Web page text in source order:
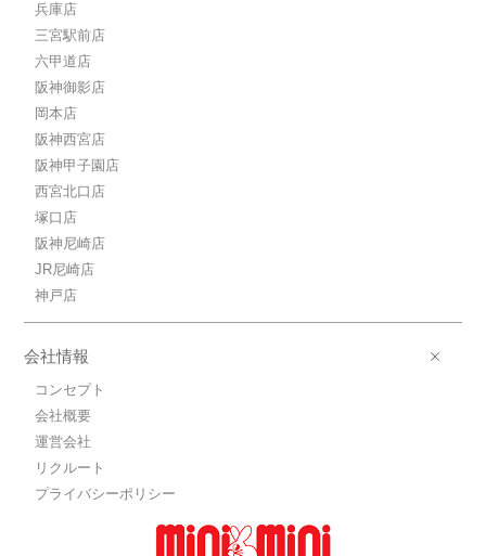
兵庫店
三宮駅前店
六甲道店
阪神御影店
岡本店
阪神西宮店
阪神甲子園店
西宮北口店
塚口店
阪神尼崎店
JR尼崎店
神戸店
会社情報
コンセプト
会社概要
運営会社
リクルート
プライバシーポリシー